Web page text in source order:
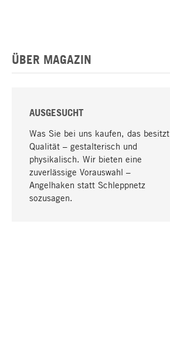
ÜBER MAGAZIN
AUSGESUCHT
Was Sie bei uns kaufen, das besitzt
Qualität – gestalterisch und
physikalisch. Wir bieten eine
zuverlässige Vorauswahl –
Angelhaken statt Schleppnetz
sozusagen.